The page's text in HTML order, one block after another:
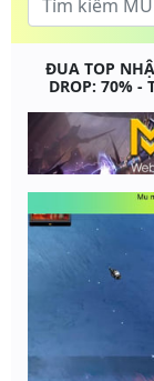
ĐUA TOP
DROP: 70% -